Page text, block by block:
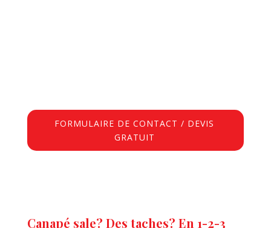
FORMULAIRE DE CONTACT / DEVIS
GRATUIT
Canapé sale? Des taches? En 1-2-3